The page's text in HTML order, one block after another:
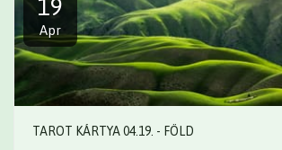
19
Apr
TAROT KÁRTYA 04.19. - FÖLD